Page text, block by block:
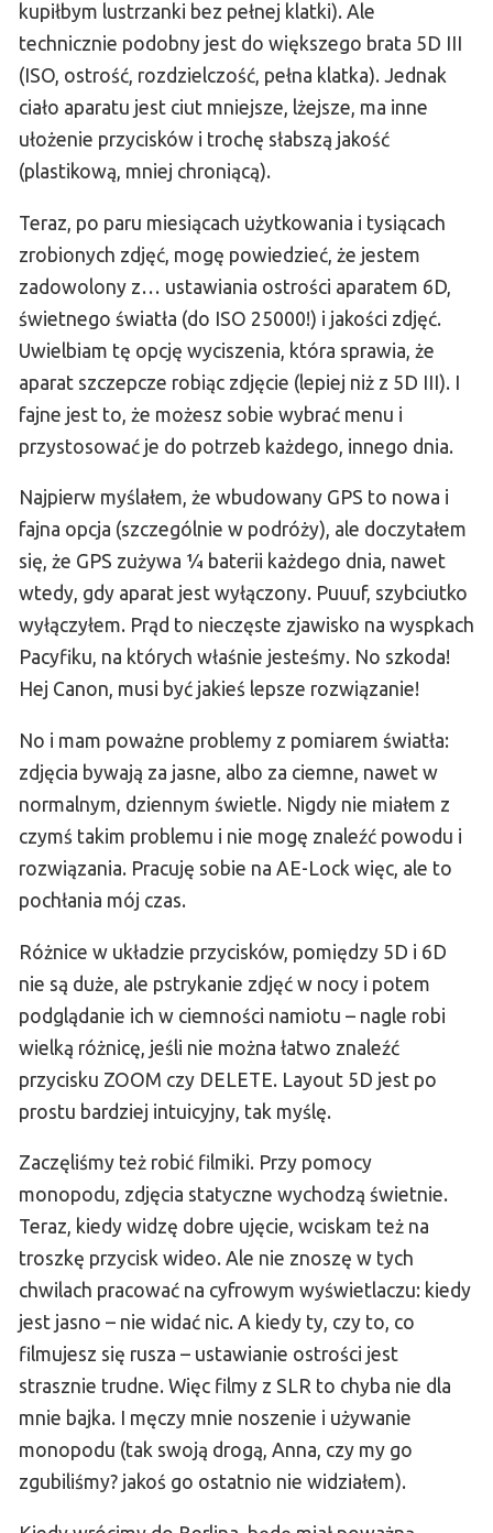
kupiłbym lustrzanki bez pełnej klatki). Ale
technicznie podobny jest do większego brata 5D III
(ISO, ostrość, rozdzielczość, pełna klatka). Jednak
ciało aparatu jest ciut mniejsze, lżejsze, ma inne
ułożenie przycisków i trochę słabszą jakość
(plastikową, mniej chroniącą).
Teraz, po paru miesiącach użytkowania i tysiącach
zrobionych zdjęć, mogę powiedzieć, że jestem
zadowolony z… ustawiania ostrości aparatem 6D,
świetnego światła (do ISO 25000!) i jakości zdjęć.
Uwielbiam tę opcję wyciszenia, która sprawia, że
aparat szczepcze robiąc zdjęcie (lepiej niż z 5D III). I
fajne jest to, że możesz sobie wybrać menu i
przystosować je do potrzeb każdego, innego dnia.
Najpierw myślałem, że wbudowany GPS to nowa i
fajna opcja (szczególnie w podróży), ale doczytałem
się, że GPS zużywa ¼ baterii każdego dnia, nawet
wtedy, gdy aparat jest wyłączony. Puuuf, szybciutko
wyłączyłem. Prąd to nieczęste zjawisko na wyspkach
Pacyfiku, na których właśnie jesteśmy. No szkoda!
Hej Canon, musi być jakieś lepsze rozwiązanie!
No i mam poważne problemy z pomiarem światła:
zdjęcia bywają za jasne, albo za ciemne, nawet w
normalnym, dziennym świetle. Nigdy nie miałem z
czymś takim problemu i nie mogę znaleźć powodu i
rozwiązania. Pracuję sobie na AE-Lock więc, ale to
pochłania mój czas.
Różnice w układzie przycisków, pomiędzy 5D i 6D
nie są duże, ale pstrykanie zdjęć w nocy i potem
podglądanie ich w ciemności namiotu – nagle robi
wielką różnicę, jeśli nie można łatwo znaleźć
przycisku ZOOM czy DELETE. Layout 5D jest po
prostu bardziej intuicyjny, tak myślę.
Zaczęliśmy też robić filmiki. Przy pomocy
monopodu, zdjęcia statyczne wychodzą świetnie.
Teraz, kiedy widzę dobre ujęcie, wciskam też na
troszkę przycisk wideo. Ale nie znoszę w tych
chwilach pracować na cyfrowym wyświetlaczu: kiedy
jest jasno – nie widać nic. A kiedy ty, czy to, co
filmujesz się rusza – ustawianie ostrości jest
strasznie trudne. Więc filmy z SLR to chyba nie dla
mnie bajka. I męczy mnie noszenie i używanie
monopodu (tak swoją drogą, Anna, czy my go
zgubiliśmy? jakoś go ostatnio nie widziałem).